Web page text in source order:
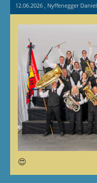
12.06.2026 , Nyffenegger Daniel
😍